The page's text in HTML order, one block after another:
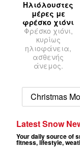
Ηλιόλουστες
μέρες με
φρέσκο χιόνι
Φρέσκο χιόνι,
κυρίως
ηλιοφάνεια,
ασθενής
άνεμος.
Christmas